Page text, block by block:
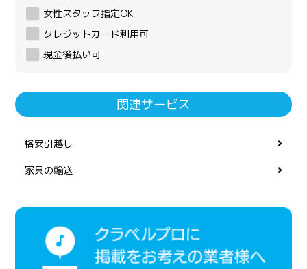
女性スタッフ指定OK
クレジットカード利用可
現金後払い可
関連サービス
格安引越し
家具の輸送